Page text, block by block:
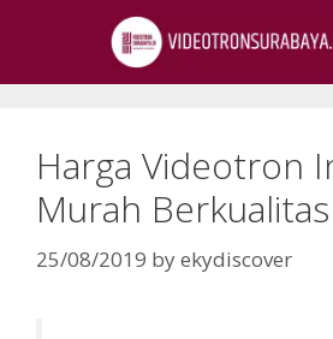
Harga Videotron
Murah Berkualitas
25/08/2019 byekydiscover